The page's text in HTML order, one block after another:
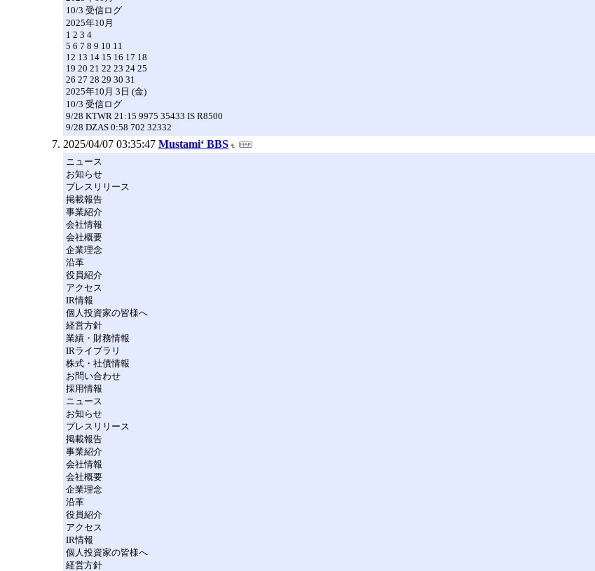
10/3 受信ログ
2025年10月
1 2 3 4
5 6 7 8 9 10 11
12 13 14 15 16 17 18
19 20 21 22 23 24 25
26 27 28 29 30 31
2025年10月 3日 (金)
10/3 受信ログ
9/28 KTWR 21:15 9975 35433 IS R8500
9/28 DZAS 0:58 702 32332
2025/04/07 03:35:47 Mustami‘ BBS
ニュース
お知らせ
プレスリリース
掲載報告
事業紹介
会社情報
会社概要
企業理念
沿革
役員紹介
アクセス
IR情報
個人投資家の皆様へ
経営方針
業績・財務情報
IRライブラリ
株式・社債情報
お問い合わせ
採用情報
ニュース
お知らせ
プレスリリース
掲載報告
事業紹介
会社情報
会社概要
企業理念
沿革
役員紹介
アクセス
IR情報
個人投資家の皆様へ
経営方針